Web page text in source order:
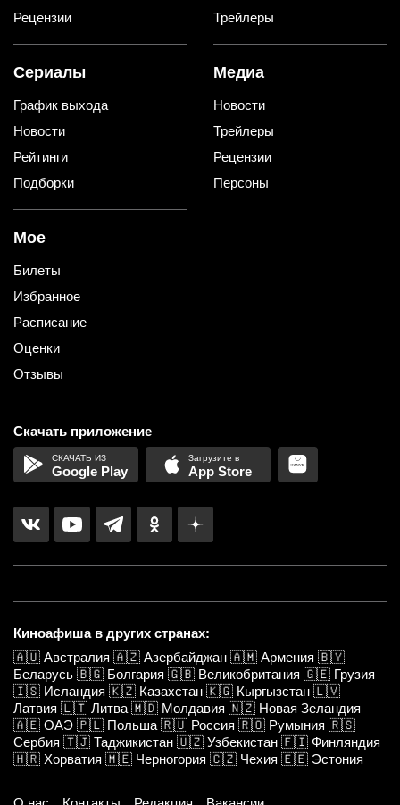
Рецензии
Трейлеры
Сериалы
График выхода
Новости
Рейтинги
Подборки
Медиа
Новости
Трейлеры
Рецензии
Персоны
Мое
Билеты
Избранное
Расписание
Оценки
Отзывы
Скачать приложение
Google Play App Store
Киноафиша в других странах:
🇦🇺 Австралия 🇦🇿 Азербайджан 🇦🇲 Армения 🇧🇾
Беларусь 🇧🇬 Болгария 🇬🇧 Великобритания 🇬🇪 Грузия
🇮🇸 Исландия 🇰🇿 Казахстан 🇰🇬 Кыргызстан 🇱🇻
Латвия 🇱🇹 Литва 🇲🇩 Молдавия 🇳🇿 Новая Зеландия
🇦🇪 ОАЭ 🇵🇱 Польша 🇷🇺 Россия 🇷🇴 Румыния 🇷🇸
Сербия 🇹🇯 Таджикистан 🇺🇿 Узбекистан 🇫🇮 Финляндия
🇭🇷 Хорватия 🇲🇪 Черногория 🇨🇿 Чехия 🇪🇪 Эстония